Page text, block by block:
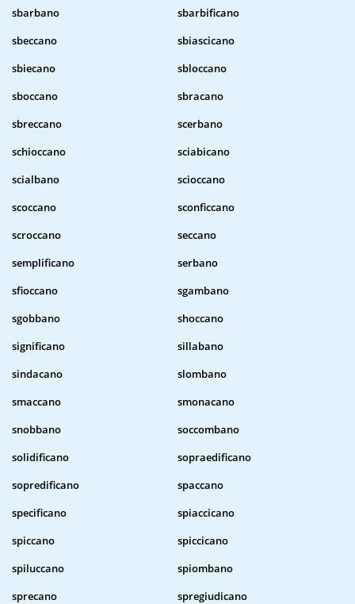
sbarbano
sbarbificano
sbeccano
sbiascicano
sbiecano
sbloccano
sboccano
sbracano
sbreccano
scerbano
schioccano
sciabicano
scialbano
scioccano
scoccano
sconficcano
scroccano
seccano
semplificano
serbano
sfioccano
sgambano
sgobbano
shoccano
significano
sillabano
sindacano
slombano
smaccano
smonacano
snobbano
soccombano
solidificano
sopraedificano
sopredificano
spaccano
specificano
spiaccicano
spiccano
spiccicano
spiluccano
spiombano
sprecano
spregiudicano